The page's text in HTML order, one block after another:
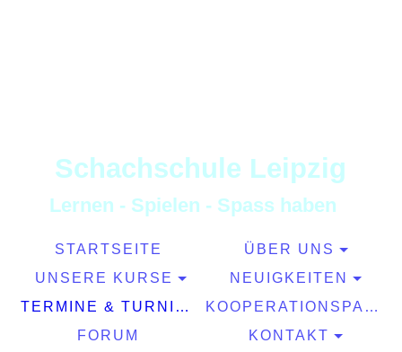
Schachschule Leipzig
Lernen - Spielen - Spass haben
STARTSEITE
ÜBER UNS
UNSERE KURSE
NEUIGKEITEN
TERMINE & TURNIERE
KOOPERATIONSPARTNER
FORUM
KONTAKT